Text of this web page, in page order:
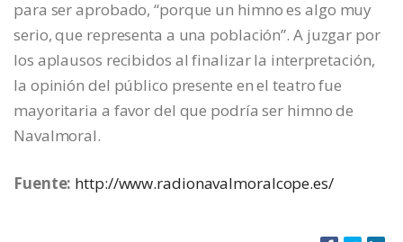
para ser aprobado, “porque un himno es algo muy
serio, que representa a una población”. A juzgar por
los aplausos recibidos al finalizar la interpretación,
la opinión del público presente en el teatro fue
mayoritaria a favor del que podría ser himno de
Navalmoral.
Fuente: http://www.radionavalmoralcope.es/